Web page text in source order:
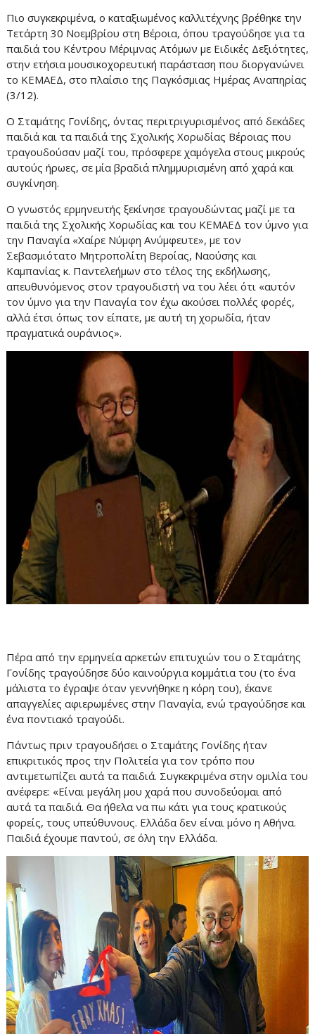
Πιο συγκεκριμένα, ο καταξιωμένος καλλιτέχνης βρέθηκε την
Τετάρτη 30 Νοεμβρίου στη Βέροια, όπου τραγούδησε για τα
παιδιά του Κέντρου Μέριμνας Ατόμων με Ειδικές Δεξιότητες,
στην ετήσια μουσικοχορευτική παράσταση που διοργανώνει
το ΚΕΜΑΕΔ, στο πλαίσιο της Παγκόσμιας Ημέρας Αναπηρίας
(3/12).
Ο Σταμάτης Γονίδης, όντας περιτριγυρισμένος από δεκάδες
παιδιά και τα παιδιά της Σχολικής Χορωδίας Βέροιας που
τραγουδούσαν μαζί του, πρόσφερε χαμόγελα στους μικρούς
αυτούς ήρωες, σε μία βραδιά πλημμυρισμένη από χαρά και
συγκίνηση.
Ο γνωστός ερμηνευτής ξεκίνησε τραγουδώντας μαζί με τα
παιδιά της Σχολικής Χορωδίας και του ΚΕΜΑΕΔ τον ύμνο για
την Παναγία «Χαίρε Νύμφη Ανύμφευτε», με τον
Σεβασμιότατο Μητροπολίτη Βεροίας, Ναούσης και
Καμπανίας κ. Παντελεήμων στο τέλος της εκδήλωσης,
απευθυνόμενος στον τραγουδιστή να του λέει ότι «αυτόν
τον ύμνο για την Παναγία τον έχω ακούσει πολλές φορές,
αλλά έτσι όπως τον είπατε, με αυτή τη χορωδία, ήταν
πραγματικά ουράνιος».
Πέρα από την ερμηνεία αρκετών επιτυχιών του ο Σταμάτης
Γονίδης τραγούδησε δύο καινούργια κομμάτια του (το ένα
μάλιστα το έγραψε όταν γεννήθηκε η κόρη του), έκανε
απαγγελίες αφιερωμένες στην Παναγία, ενώ τραγούδησε και
ένα ποντιακό τραγούδι.
Πάντως πριν τραγουδήσει ο Σταμάτης Γονίδης ήταν
επικριτικός προς την Πολιτεία για τον τρόπο που
αντιμετωπίζει αυτά τα παιδιά. Συγκεκριμένα στην ομιλία του
ανέφερε: «Είναι μεγάλη μου χαρά που συνοδεύομαι από
αυτά τα παιδιά. Θα ήθελα να πω κάτι για τους κρατικούς
φορείς, τους υπεύθυνους. Ελλάδα δεν είναι μόνο η Αθήνα.
Παιδιά έχουμε παντού, σε όλη την Ελλάδα.